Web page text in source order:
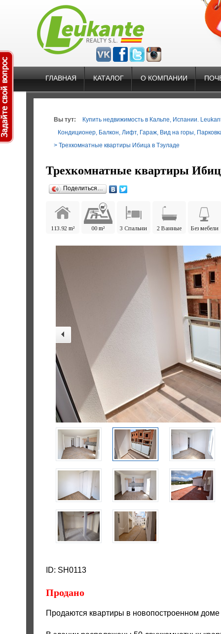
ГЛАВНАЯ КАТАЛОГ О КОМПАНИИ
Вы тут:
Купить недвижимость в Кальпе, Испании.
Кондиционер, Балкон, Лифт, Гараж, Вид на горы,
> Трехкомнатные квартиры Ибица в Тэуладе
Трехкомнатные квартиры
Поделиться…
113.92 m² 00 m² 3 Спальни 2 Ванные Без мебели
ID: SH0113
Продано
Продаются квартиры в новопостроенном